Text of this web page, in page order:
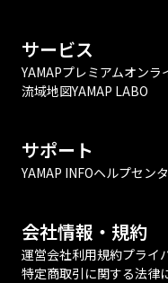
サービス
YAMAPプレミアムオンラ
流域地図YAMAP LABO
サポート
YAMAP INFOヘルプセン
会社情報・規約
運営会社利用規約プライ
特定商取引に関する法律